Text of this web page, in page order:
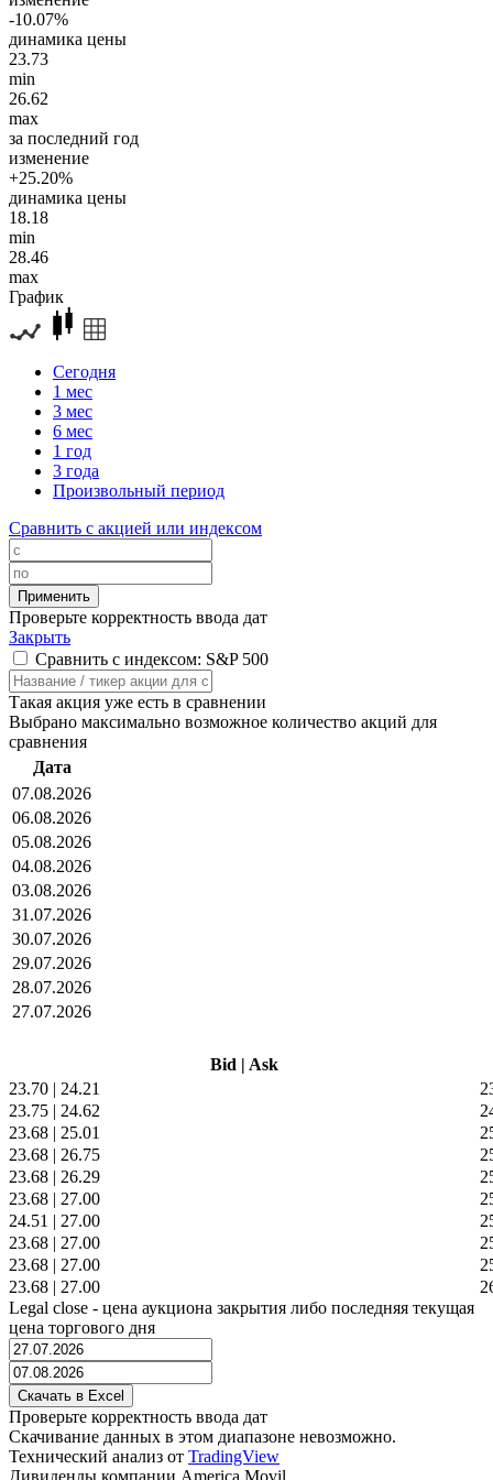
-10.07%
динамика цены
23.73
min
26.62
max
за последний год
изменение
+25.20%
динамика цены
18.18
min
28.46
max
График
Сегодня
1 мес
3 мес
6 мес
1 год
3 года
Произвольный период
Сравнить с акцией или индексом
Проверьте корректность ввода дат
Закрыть
Сравнить с индексом: S&P 500
Такая акция уже есть в сравнении
Выбрано максимально возможное количество акций для
сравнения
Дата
07.08.2026
06.08.2026
05.08.2026
04.08.2026
03.08.2026
31.07.2026
30.07.2026
29.07.2026
28.07.2026
27.07.2026
Bid | Ask
23.70 | 24.21
23.75 | 24.62
23.68 | 25.01
23.68 | 26.75
23.68 | 26.29
23.68 | 27.00
24.51 | 27.00
23.68 | 27.00
23.68 | 27.00
23.68 | 27.00
Legal close - цена аукциона закрытия либо последняя текущая
цена торгового дня
Проверьте корректность ввода дат
Скачивание данных в этом диапазоне невозможно.
Технический анализ от TradingView
Дивиденды компании America Movil